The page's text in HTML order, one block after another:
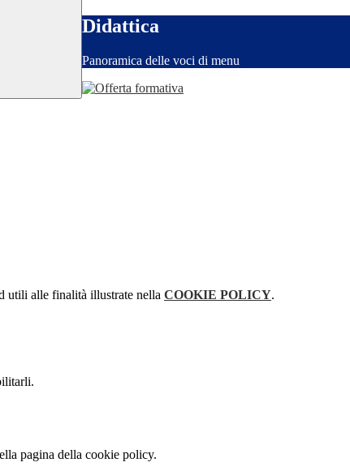
Didattica
Panoramica delle voci di menu
utili alle finalità illustrate nella COOKIE POLICY.
pagina della cookie policy.